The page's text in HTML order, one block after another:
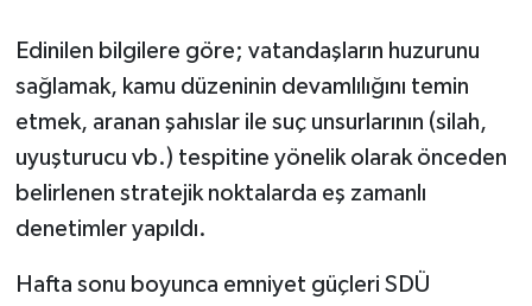
Edinilen bilgilere göre; vatandaşların huzurunu
sağlamak, kamu düzeninin devamlılığını temin
etmek, aranan şahıslar ile suç unsurlarının (silah,
uyuşturucu vb.) tespitine yönelik olarak önceden
belirlenen stratejik noktalarda eş zamanlı
denetimler yapıldı.
Hafta sonu boyunca emniyet güçleri SDÜ
SAĞLIK
Spor
Tarihi Yapılarımız
Teknoloji